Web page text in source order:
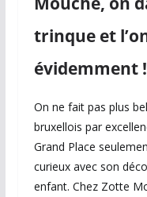
trinque et
évidemment !
On ne fait pas plus
bruxellois par
Grand Place
curieux avec son
enfant. Chez Zotte